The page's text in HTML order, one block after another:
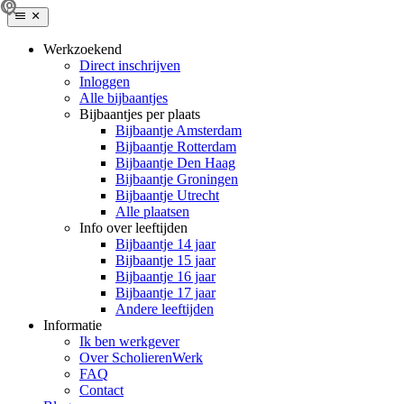
Werkzoekend
Direct inschrijven
Inloggen
Alle bijbaantjes
Bijbaantjes per plaats
Bijbaantje Amsterdam
Bijbaantje Rotterdam
Bijbaantje Den Haag
Bijbaantje Groningen
Bijbaantje Utrecht
Alle plaatsen
Info over leeftijden
Bijbaantje 14 jaar
Bijbaantje 15 jaar
Bijbaantje 16 jaar
Bijbaantje 17 jaar
Andere leeftijden
Informatie
Ik ben werkgever
Over ScholierenWerk
FAQ
Contact